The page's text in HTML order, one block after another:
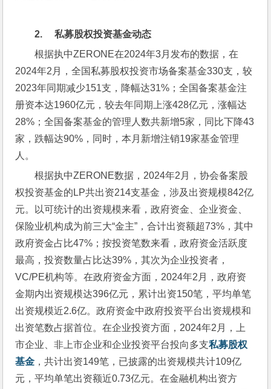
2. 私募股权投资基金动态
根据执中ZERONE在2024年3月发布的数据，在
2024年2月，全国私募股权投资市场备案基金330支，较
2023年同期减少151支，降幅达31%；全国备案基金注
册资本达1960亿元，较去年同期上涨428亿元，涨幅达
28%；全国备案基金的管理人数共新增5家，同比下降43
家，跌幅达90%，同时，本月新增注销19家基金管理
人。
根据执中ZERONE数据，2024年2月，协会备案股
权投资基金的LP共出资214支基金，涉及出资规模842亿
元。以可统计的出资规模来看，政府资金、企业资金、
保险业机构成为前三大“金主”，合计出资额超73%，其中
政府资金占比47%；按投资笔数来看，政府资金活跃度
最高，投资数量占比达39%，其次为企业投资者，
VC/PE机构等。在政府资金方面，2024年2月，政府资
金期内出资规模达396亿元，累计出资150笔，平均单笔
出资规模近2.6亿。政府资金中政府投资平台出资规模和
出资笔数占据首位。在企业投资方面，2024年2月，上
市企业、非上市企业和企业投资平台投向多支私募股权
基金 ，共计出资149笔，已披露的出资规模共计109亿
元，平均单笔出资额近0.73亿元。在金融机构出资方